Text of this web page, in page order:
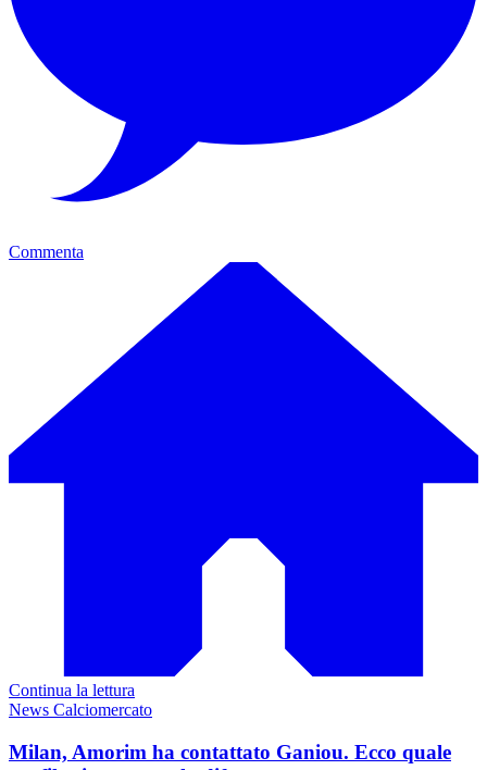
Commenta
Continua la lettura
News Calciomercato
Milan, Amorim ha contattato Ganiou. Ecco quale